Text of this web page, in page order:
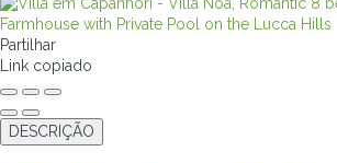
Partilhar
Link copiado
DESCRIÇÃO